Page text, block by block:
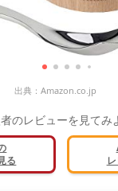
出典： Amazon.co.jp
のレビューを見てみ
る